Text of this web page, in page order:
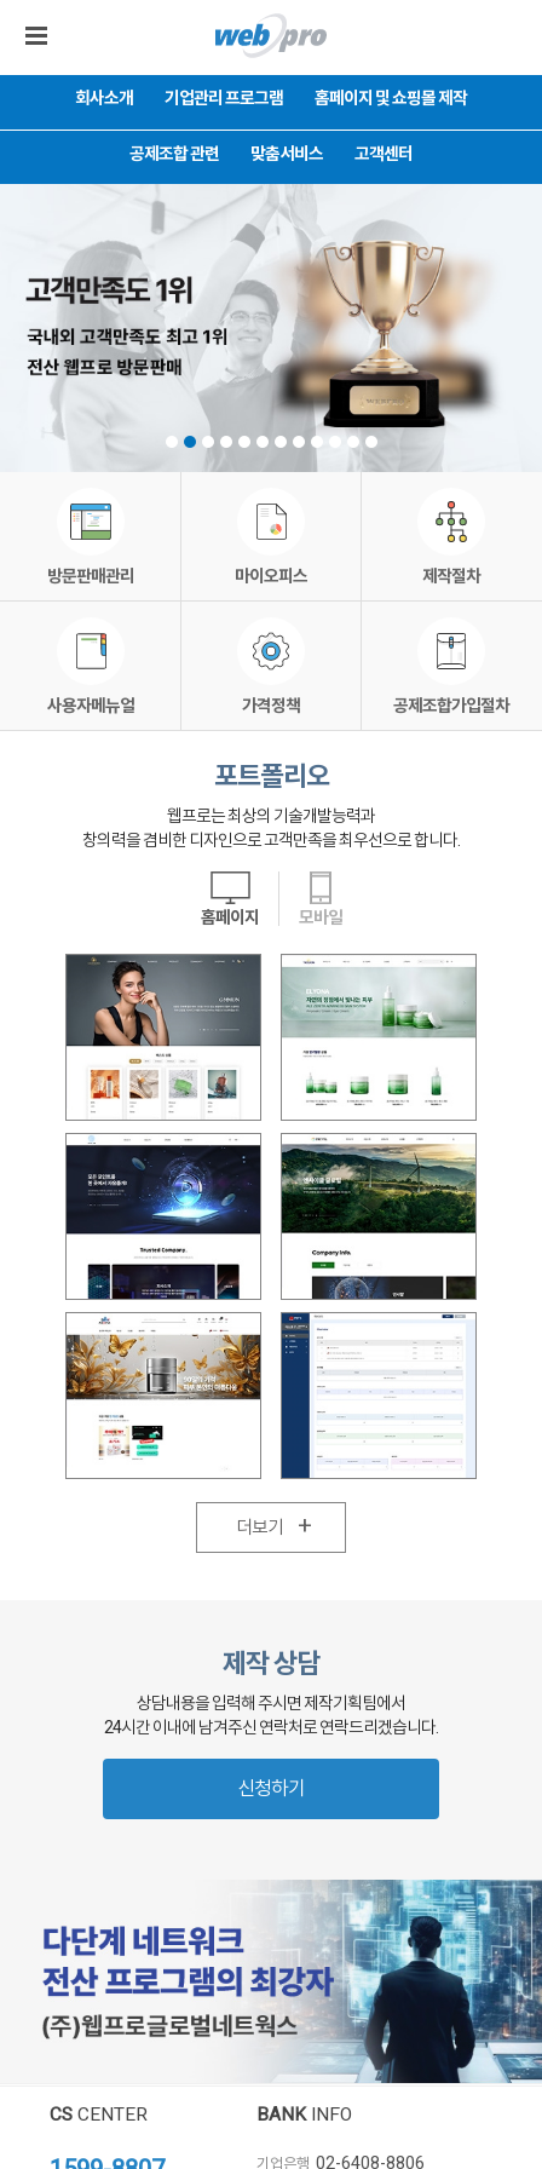
회사소개 기업관리 프로그램 홈페이지 및 쇼핑몰 제작
공제조합 관련 맞춤서비스 고객센터
방문판매관리 마이오피스 제작절차
사용자메뉴얼 가격정책 공제조합가입절차
포트폴리오
웹프로는 최상의 기술개발능력과
창의력을 겸비한 디자인으로 고객만족을 최우선으로 합니다.
홈페이지 모바일
더보기 +
제작 상담
상담내용을 입력해 주시면 제작기획팀에서
24시간 이내에 남겨주신 연락처로 연락드리겠습니다.
신청하기
CSCENTER BANKINFO
기업은행 02-6408-8806